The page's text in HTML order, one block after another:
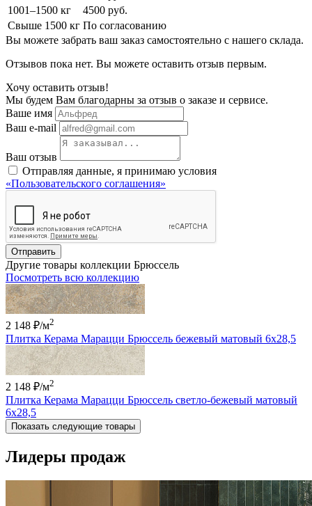
1001–1500 кг
4500 руб.
Свыше 1500 кг По согласованию
Вы можете забрать ваш заказ самостоятельно с нашего склада.
Отзывов пока нет. Вы можете оставить отзыв первым.
Хочу оставить отзыв!
Мы будем Вам благодарны за отзыв о заказе и сервисе.
Ваше имя
Ваш e-mail
Ваш отзыв
Отправляя данные, я принимаю условия
«Пользовательского соглашения»
Отправить
Другие товары коллекции Брюссель
Посмотреть всю коллекцию
2 148 ₽/м2
Плитка Керама Марацци Брюссель бежевый матовый 6x28,5
2 148 ₽/м2
Плитка Керама Марацци Брюссель светло-бежевый матовый
6x28,5
Показать следующие товары
Лидеры продаж